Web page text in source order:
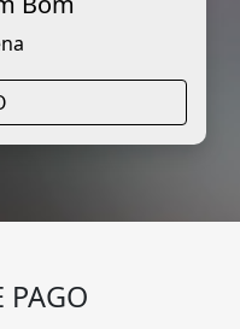
PAGO